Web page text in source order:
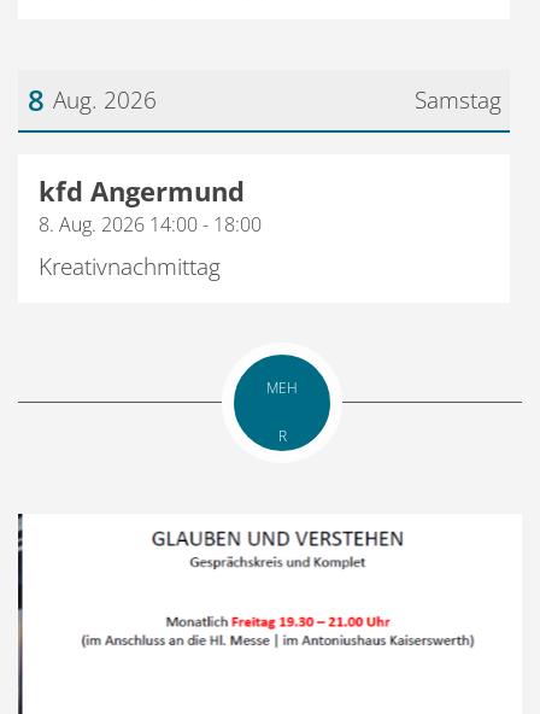
Samstag
8 Aug. 2026
kfd Angermund
8. Aug. 2026 14:00 - 18:00
Kreativnachmittag
MEH
R